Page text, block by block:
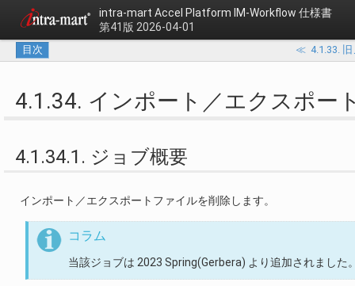
intra-mart Accel Platform IM-Workflow 仕様書
第41版 2026-04-01
目次 ≪ 4.1.33.
4.1.34. インポート／エクスポー
4.1.34.1. ジョブ概要
インポート／エクスポートファイルを削除します。
コラム
当該ジョブは 2023 Spring(Gerbera) より追加されました